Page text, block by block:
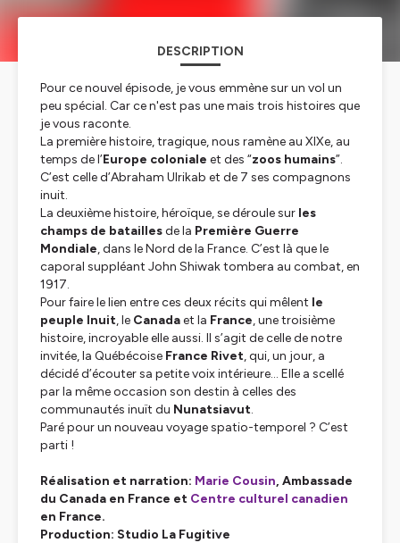
DESCRIPTION
Pour ce nouvel épisode, je vous emmène sur un vol un
peu spécial. Car ce n'est pas une mais trois histoires que
je vous raconte.
La première histoire, tragique, nous ramène au XIXe, au
temps de l’Europe coloniale et des “zoos humains”.
C’est celle d’Abraham Ulrikab et de 7 ses compagnons
inuit.
La deuxième histoire, héroïque, se déroule sur les
champs de bataillesde la Première Guerre
Mondiale, dans le Nord de la France. C’est là que le
caporal suppléant John Shiwak tombera au combat, en
1917.
Pour faire le lien entre ces deux récits qui mêlent le
peuple Inuit, le Canadaet la France, une troisième
histoire, incroyable elle aussi. Il s’agit de celle de notre
invitée, la Québécoise France Rivet, qui, un jour, a
décidé d’écouter sa petite voix intérieure… Elle a scellé
par la même occasion son destin à celles des
communautés inuït du Nunatsiavut.
Paré pour un nouveau voyage spatio-temporel ? C’est
parti !
Réalisation et narration: Marie Cousin, Ambassade
du Canada en France et Centre culturel canadien
en France.
Production: Studio La Fugitive